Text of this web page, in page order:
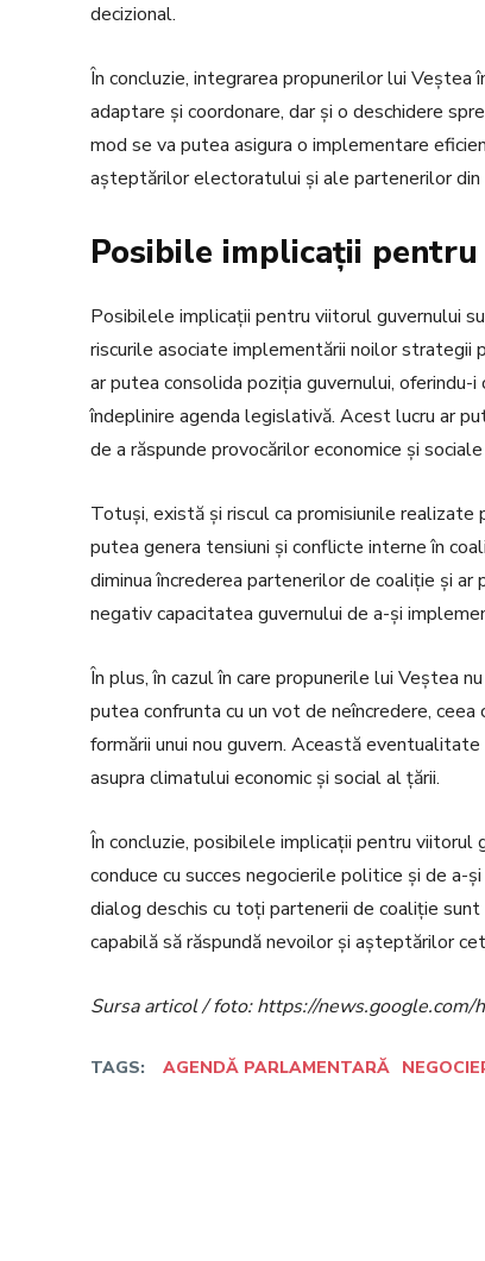
decizional.
În concluzie, integrarea propunerilor lui
adaptare și coordonare, dar și o deschidere
mod se va putea asigura o implementare
așteptărilor electoratului și ale partenerilor din
Posibile implicații
Posibilele implicații pentru viitorul guvernului
riscurile asociate implementării noilor strategii
ar putea consolida poziția guvernului,
îndeplinire agenda legislativă. Acest lucru ar
de a răspunde provocărilor economice și
Totuși, există și riscul ca promisiunile
putea genera tensiuni și conflicte interne în
diminua încrederea partenerilor de coaliție și
negativ capacitatea guvernului de a-și
În plus, în cazul în care propunerile lui Veștea
putea confrunta cu un vot de neîncredere,
formării unui nou guvern. Această
asupra climatului economic și social al țării.
În concluzie, posibilele implicații pentru viitorul
conduce cu succes negocierile politice și de a-
dialog deschis cu toți partenerii de coaliție
capabilă să răspundă nevoilor și așteptărilor
Sursa articol / foto: https://
TAGS: AGENDĂ PARLAMENTARĂ